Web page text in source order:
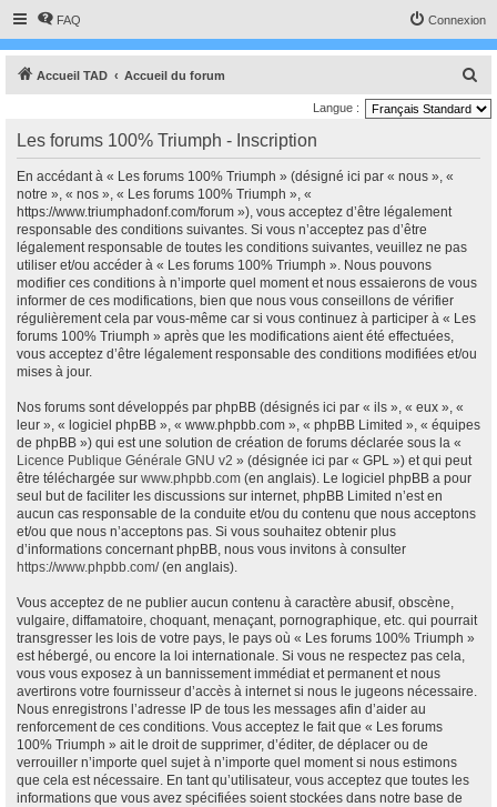
FAQ Connexion
Accueil TAD Accueil du forum
e
Langue :
Les forums 100% Triumph - Inscription
En accédant à « Les forums 100% Triumph » (désigné ici par « nous », «
notre », « nos », « Les forums 100% Triumph », «
https://www.triumphadonf.com/forum »), vous acceptez d’être légalement
responsable des conditions suivantes. Si vous n’acceptez pas d’être
légalement responsable de toutes les conditions suivantes, veuillez ne pas
utiliser et/ou accéder à « Les forums 100% Triumph ». Nous pouvons
modifier ces conditions à n’importe quel moment et nous essaierons de vous
informer de ces modifications, bien que nous vous conseillons de vérifier
régulièrement cela par vous-même car si vous continuez à participer à « Les
forums 100% Triumph » après que les modifications aient été effectuées,
vous acceptez d’être légalement responsable des conditions modifiées et/ou
mises à jour.
Nos forums sont développés par phpBB (désignés ici par « ils », « eux », «
leur », « logiciel phpBB », « www.phpbb.com », « phpBB Limited », « équipes
de phpBB ») qui est une solution de création de forums déclarée sous la «
Licence Publique Générale GNU v2 » (désignée ici par « GPL ») et qui peut
être téléchargée sur www.phpbb.com (en anglais). Le logiciel phpBB a pour
seul but de faciliter les discussions sur internet, phpBB Limited n’est en
aucun cas responsable de la conduite et/ou du contenu que nous acceptons
et/ou que nous n’acceptons pas. Si vous souhaitez obtenir plus
d’informations concernant phpBB, nous vous invitons à consulter
https://www.phpbb.com/(en anglais).
Vous acceptez de ne publier aucun contenu à caractère abusif, obscène,
vulgaire, diffamatoire, choquant, menaçant, pornographique, etc. qui pourrait
transgresser les lois de votre pays, le pays où « Les forums 100% Triumph »
est hébergé, ou encore la loi internationale. Si vous ne respectez pas cela,
vous vous exposez à un bannissement immédiat et permanent et nous
avertirons votre fournisseur d’accès à internet si nous le jugeons nécessaire.
Nous enregistrons l’adresse IP de tous les messages afin d’aider au
renforcement de ces conditions. Vous acceptez le fait que « Les forums
100% Triumph » ait le droit de supprimer, d’éditer, de déplacer ou de
verrouiller n’importe quel sujet à n’importe quel moment si nous estimons
que cela est nécessaire. En tant qu’utilisateur, vous acceptez que toutes les
informations que vous avez spécifiées soient stockées dans notre base de